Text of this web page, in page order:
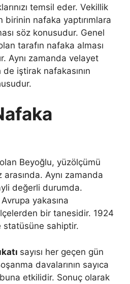
temsil eder. Vekillik
nafaka yaptırımlara
söz konusudur. Genel
tarafın nafaka alması
Aynı zamanda velayet
iştirak nafakasının
Beyoğlu, yüzölçümü
Aynı zamanda
değerli durumda.
yakasına
bir tanesidir. 1924
statüsüne sahiptir.
sayısı her geçen gün
davalarının sayıca
etkilidir. Sonuç olarak